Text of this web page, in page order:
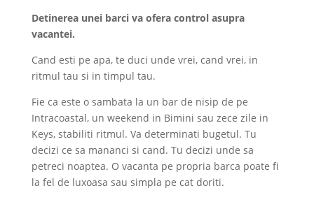
Detinerea unei barci va ofera control asupra
vacantei.
Cand esti pe apa, te duci unde vrei, cand vrei, in
ritmul tau si in timpul tau.
Fie ca este o sambata la un bar de nisip de pe
Intracoastal, un weekend in Bimini sau zece zile in
Keys, stabiliti ritmul. Va determinati bugetul. Tu
decizi ce sa mananci si cand. Tu decizi unde sa
petreci noaptea. O vacanta pe propria barca poate fi
la fel de luxoasa sau simpla pe cat doriti.